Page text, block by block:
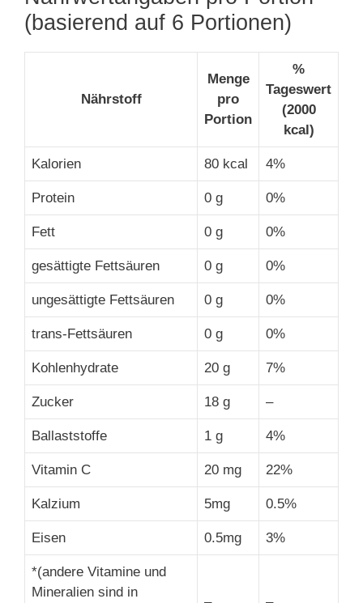
(basierend auf 6 Portionen)
Nährstoff
Menge
pro
Portion
%
Tageswert
(2000
kcal)
Kalorien 80 kcal 4%
Protein 0 g 0%
Fett 0 g 0%
gesättigte Fettsäuren 0 g 0%
ungesättigte Fettsäuren 0 g 0%
trans-Fettsäuren 0 g 0%
Kohlenhydrate 20 g 7%
Zucker 18 g –
Ballaststoffe 1 g 4%
Vitamin C 20 mg 22%
Kalzium 5mg 0.5%
Eisen 0.5mg 3%
*(andere Vitamine und
Mineralien sind in